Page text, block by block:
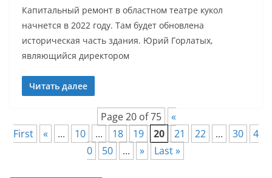
Капитальный ремонт в областном театре кукол
начнется в 2022 году. Там будет обновлена
историческая часть здания. Юрий Горлатых,
являющийся директором
Читать далее
Page 20 of 75
«
First
« ... 10 ... 18 19 20 21 22 ... 30
4
0
50 ... » Last »